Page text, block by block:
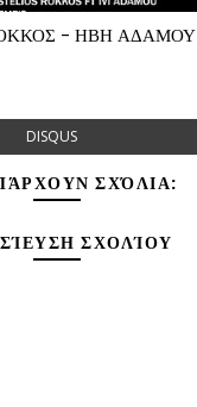
- ΗΒΗ ΑΔΑΜΟΥ
DISQUS
ΣΧΌΛΙΑ:
ΣΧΟΛΊΟΥ